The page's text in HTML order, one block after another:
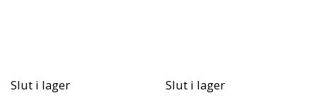
Slut i lager Slut i lager